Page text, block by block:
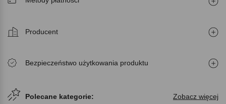
Producent
Bezpieczeństwo użytkowania produktu
Polecane kategorie: Zobacz więcej